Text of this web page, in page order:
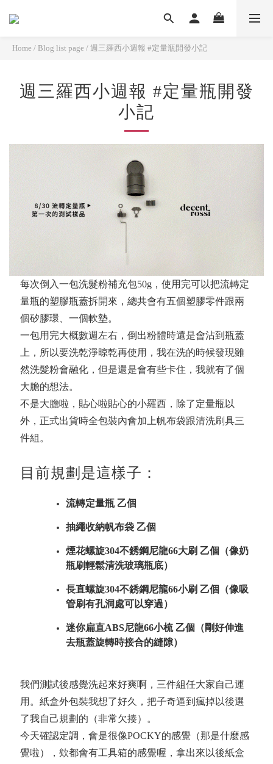
Home / Blog list page / 週三羅西小週報 #定量瓶開發小記
週三羅西小週報 #定量瓶開發
小記
每次倒入一包洗髮粉補充包50g，使用完可以把流轉定
量瓶的塑膠瓶蓋拆開來，總共會有五個塑膠零件跟兩
個矽膠環、一個軟墊。
一包用完大概數週左右，倒出粉體時還是會沾到瓶蓋
上，所以要洗乾淨晾乾再使用，我在洗的時候發現雖
然洗髮粉會融化，但是還是會有些卡住，我就有了個
大膽的想法。
不是大膽啦，貼心啦貼心的小羅西，除了定量瓶以
外，正式出貨時全包裝內會加上帆布袋跟清洗刷具三
件組。
目前規劃是這樣子：
流轉定量瓶 乙個
抽繩收納帆布袋 乙個
煙花螺旋304不銹鋼尼龍66大刷 乙個（像奶
瓶刷輕鬆清洗玻璃瓶底）
長直螺旋304不銹鋼尼龍66小刷 乙個（像吸
管刷有孔洞處可以穿過）
迷你扁直ABS尼龍66小梳 乙個（剛好伸進
去瓶蓋旋轉時接合的縫隙）
我們測試後感覺洗起來好爽啊，三件組任大家自己運
用。紙盒外包裝我想了好久，把子奇逼到瘋掉以後選
了我自己規劃的（非常欠揍）。
今天確認定調，會是很像POCKY的感覺（那是什麼感
覺啦），欸都會有工具箱的感覺喔，拿出來以後紙盒